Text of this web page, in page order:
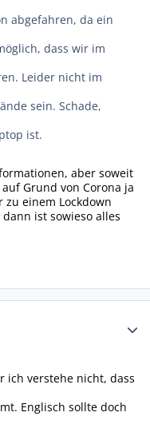
abgefahren, da ein
dass wir im
Leider nicht im
sein. Schade,
ist.
aber soweit
Grund von Corona ja
einem Lockdown
ist sowieso alles
ich verstehe nicht, dass
Englisch sollte doch